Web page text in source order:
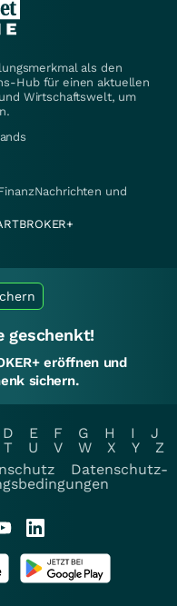
als den
Hub für einen aktuellen
Wirtschaftswelt, um
und
geschenkt!
eröffnen und
sichern.
D E F G H I
J
T U V W X Y
Z
Datenschutz-